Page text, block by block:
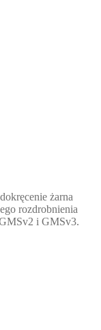
żarna
rozdrobnienia
i GMSv3.